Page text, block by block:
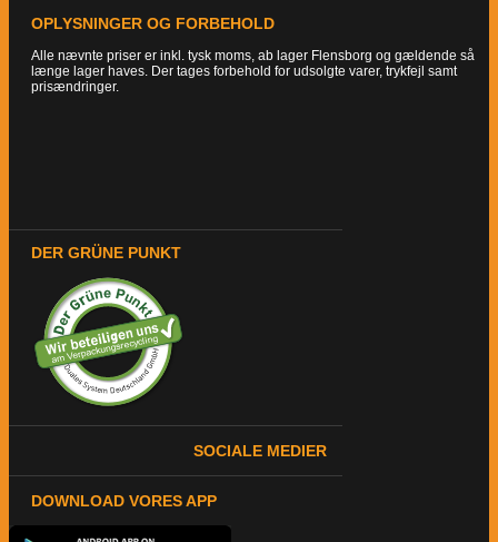
OPLYSNINGER OG FORBEHOLD
Alle nævnte priser er inkl. tysk moms, ab lager Flensborg og gældende så
længe lager haves. Der tages forbehold for udsolgte varer, trykfejl samt
prisændringer.
DER GRÜNE PUNKT
SOCIALE MEDIER
DOWNLOAD VORES APP